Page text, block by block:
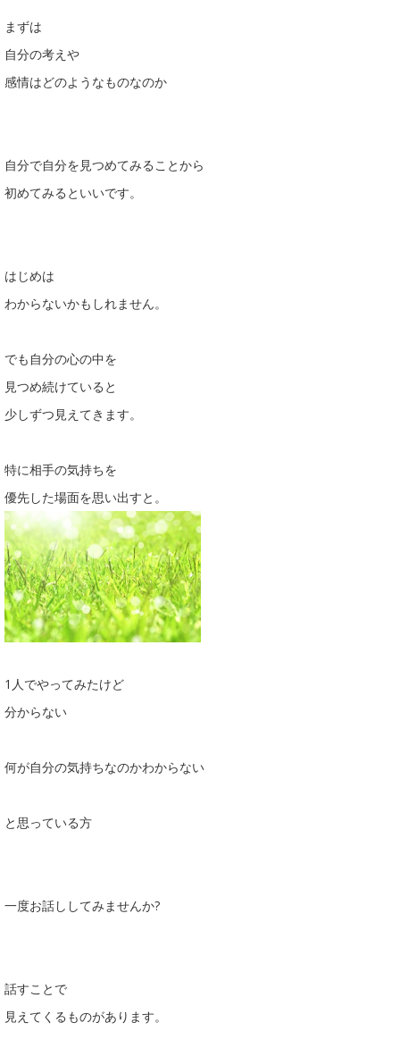
まずは
自分の考えや
感情はどのようなものなのか
自分で自分を見つめてみることから
初めてみるといいです。
はじめは
わからないかもしれません。
でも自分の心の中を
見つめ続けていると
少しずつ見えてきます。
特に相手の気持ちを
優先した場面を思い出すと。
1人でやってみたけど
分からない
何が自分の気持ちなのかわからない
と思っている方
一度お話ししてみませんか?
話すことで
見えてくるものがあります。